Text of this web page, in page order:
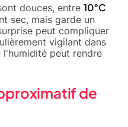
douces, entre 10°C
sec, mais garde un
peut compliquer
vigilant dans
l'humidité peut rendre
de